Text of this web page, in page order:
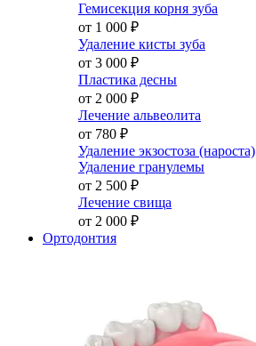
Гемисекция корня зуба
от 1 000 ₽
Удаление кисты зуба
от 3 000 ₽
Пластика десны
от 2 000 ₽
Лечение альвеолита
от 780 ₽
Удаление экзостоза (нароста)
Удаление гранулемы
от 2 500 ₽
Лечение свища
от 2 000 ₽
Ортодонтия